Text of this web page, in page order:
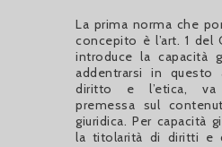
La prima norma che
concepito è l’art. 1 del
introduce la capacità
addentrarsi in
diritto e l’etica, va
premessa sul
giuridica. Per capacità
la titolarità di diritti e